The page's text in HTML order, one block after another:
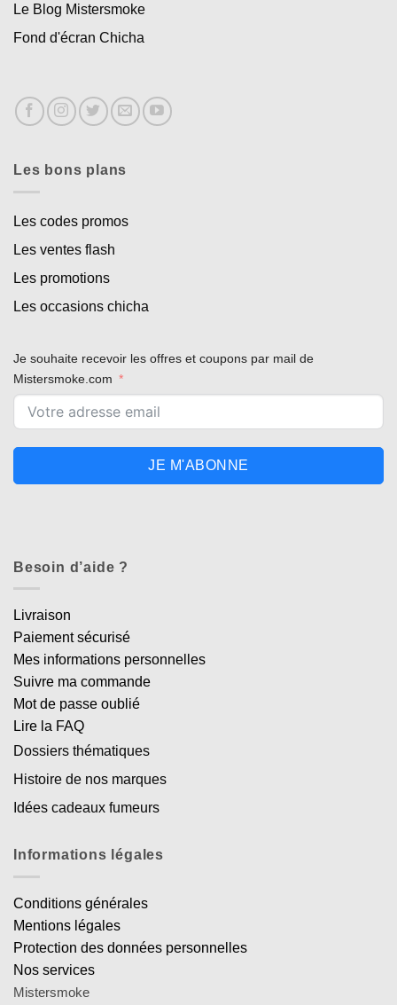
Le Blog Mistersmoke
Fond d'écran Chicha
Les bons plans
Les codes promos
Les ventes flash
Les promotions
Les occasions chicha
Je souhaite recevoir les offres et coupons par mail de
Mistersmoke.com
JE M'ABONNE
Besoin d’aide ?
Livraison
Paiement sécurisé
Mes informations personnelles
Suivre ma commande
Mot de passe oublié
Lire la FAQ
Dossiers thématiques
Histoire de nos marques
Idées cadeaux fumeurs
Informations légales
Conditions générales
Mentions légales
Protection des données personnelles
Nos services
Mistersmoke
Appliquer les filtres